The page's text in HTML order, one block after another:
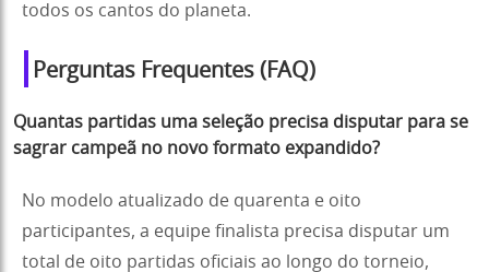
todos os cantos do planeta.
Perguntas Frequentes (FAQ)
Quantas partidas uma seleção precisa disputar para se
sagrar campeã no novo formato expandido?
No modelo atualizado de quarenta e oito
participantes, a equipe finalista precisa disputar um
total de oito partidas oficiais ao longo do torneio,